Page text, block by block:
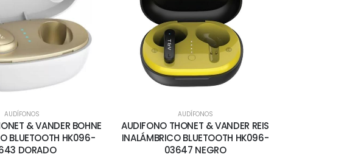
AUDÍFONOS
& VANDER BOHNE
BLUETOOTH HK096-
DORADO
AUDÍFONOS
AUDIFONO THONET & VANDER REIS
INALÁMBRICO BLUETOOTH HK096-
03647 NEGRO